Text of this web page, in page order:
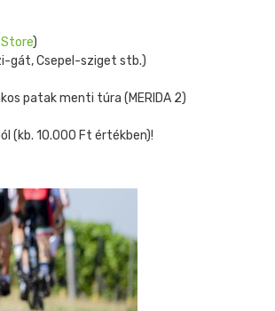
)
gát, Csepel-sziget stb.)
patak menti túra (MERIDA 2)
(kb. 10.000 Ft értékben)!